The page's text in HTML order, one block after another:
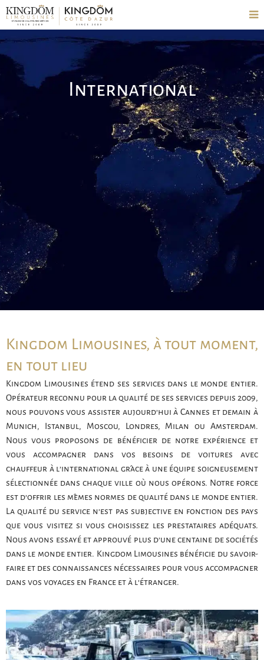
International
Kingdom Limousines, à tout moment,
en tout lieu
Kingdom Limousines étend ses services dans le monde entier.
Opérateur reconnu pour la qualité de ses services depuis 2009,
nous pouvons vous assister aujourd’hui à Cannes et demain à
Munich, Istanbul, Moscou, Londres, Milan ou Amsterdam.
Nous vous proposons de bénéficier de notre expérience et
vous accompagner dans vos besoins de voitures avec
chauffeur à l’international grâce à une équipe soigneusement
sélectionnée dans chaque ville où nous opérons. Notre force
est d’offrir les mêmes normes de qualité dans le monde entier.
La qualité du service n’est pas subjective en fonction des pays
que vous visitez si vous choisissez les prestataires adéquats.
Nous avons essayé et approuvé plus d’une centaine de sociétés
dans le monde entier. Kingdom Limousines bénéficie du savoir-
faire et des connaissances nécessaires pour vous accompagner
dans vos voyages en France et à l’étranger.